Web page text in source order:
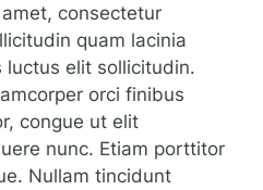
consectetur
quam lacinia
luctus elit sollicitudin.
orci finibus
congue ut elit
nunc. Etiam porttitor
Nullam tincidunt